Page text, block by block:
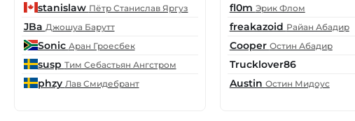
stanislaw Пётр Станислав Яргуз
JBa Джошуа Барутт
Sonic Аран Гроесбек
susp Тим Себастьян Ангстром
phzy Лав Смидебрант
fl0m Эрик Флом
freakazoid Райан Абадир
Cooper Остин Абадир
Trucklover86
Austin Остин Мидоус